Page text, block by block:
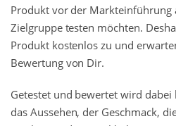
Produkt vor der Markteinführung
Zielgruppe testen möchten.
Produkt kostenlos zu und
Bewertung von Dir.
Getestet und bewertet wird
das Aussehen, der Geschmack,